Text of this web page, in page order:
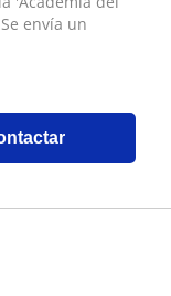
o sean
envía un